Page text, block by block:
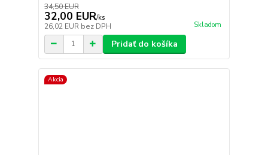
34,50 EUR
32,00 EUR/ks
26,02 EUR bez DPH Skladom
Pridať do košíka
Akcia